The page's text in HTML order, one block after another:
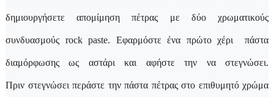
δημιουργήσετε απομίμηση πέτρας με δύο χρωματικούς
συνδυασμούς rock paste. Εφαρμόστε ένα πρώτο χέρι πάστα
διαμόρφωσης ως αστάρι και αφήστε την να στεγνώσει.
Πριν στεγνώσει περάστε την πάστα πέτρας στο επιθυμητό χρώμα